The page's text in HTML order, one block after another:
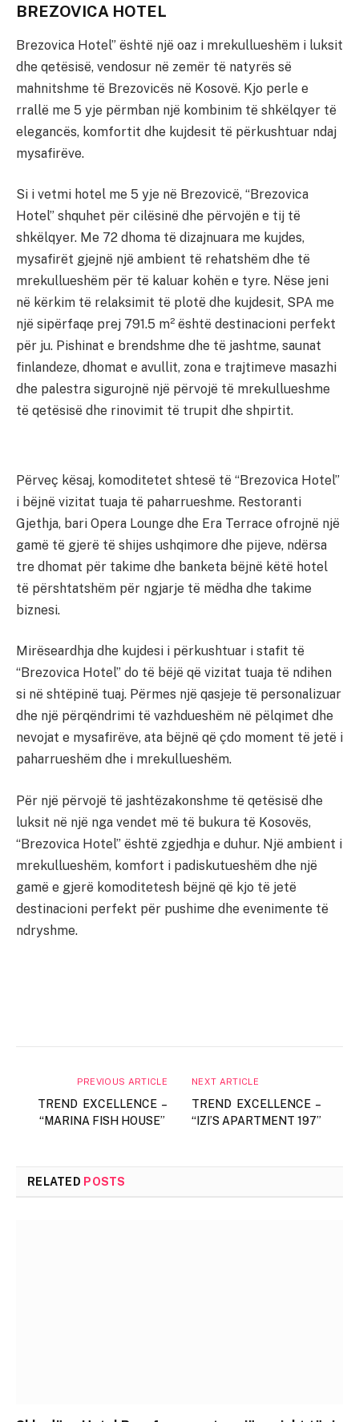
BREZOVICA HOTEL
Brezovica Hotel” është një oaz i mrekullueshëm i luksit
dhe qetësisë, vendosur në zemër të natyrës së
mahnitshme të Brezovicës në Kosovë. Kjo perle e
rrallë me 5 yje përmban një kombinim të shkëlqyer të
elegancës, komfortit dhe kujdesit të përkushtuar ndaj
mysafirëve.
Si i vetmi hotel me 5 yje në Brezovicë, “Brezovica
Hotel” shquhet për cilësinë dhe përvojën e tij të
shkëlqyer. Me 72 dhoma të dizajnuara me kujdes,
mysafirët gjejnë një ambient të rehatshëm dhe të
mrekullueshëm për të kaluar kohën e tyre. Nëse jeni
në kërkim të relaksimit të plotë dhe kujdesit, SPA me
një sipërfaqe prej 791.5 m² është destinacioni perfekt
për ju. Pishinat e brendshme dhe të jashtme, saunat
finlandeze, dhomat e avullit, zona e trajtimeve masazhi
dhe palestra sigurojnë një përvojë të mrekullueshme
të qetësisë dhe rinovimit të trupit dhe shpirtit.
Përveç kësaj, komoditetet shtesë të “Brezovica Hotel”
i bëjnë vizitat tuaja të paharrueshme. Restoranti
Gjethja, bari Opera Lounge dhe Era Terrace ofrojnë një
gamë të gjerë të shijes ushqimore dhe pijeve, ndërsa
tre dhomat për takime dhe banketa bëjnë këtë hotel
të përshtatshëm për ngjarje të mëdha dhe takime
biznesi.
Mirëseardhja dhe kujdesi i përkushtuar i stafit të
“Brezovica Hotel” do të bëjë që vizitat tuaja të ndihen
si në shtëpinë tuaj. Përmes një qasjeje të personalizuar
dhe një përqëndrimi të vazhdueshëm në pëlqimet dhe
nevojat e mysafirëve, ata bëjnë që çdo moment të jetë i
paharrueshëm dhe i mrekullueshëm.
Për një përvojë të jashtëzakonshme të qetësisë dhe
luksit në një nga vendet më të bukura të Kosovës,
“Brezovica Hotel” është zgjedhja e duhur. Një ambient i
mrekullueshëm, komfort i padiskutueshëm dhe një
gamë e gjerë komoditetesh bëjnë që kjo të jetë
destinacioni perfekt për pushime dhe evenimente të
ndryshme.
PREVIOUS ARTICLE
TREND EXCELLENCE –
“MARINA FISH HOUSE”
NEXT ARTICLE
TREND EXCELLENCE –
“IZI’S APARTMENT 197”
RELATED POSTS